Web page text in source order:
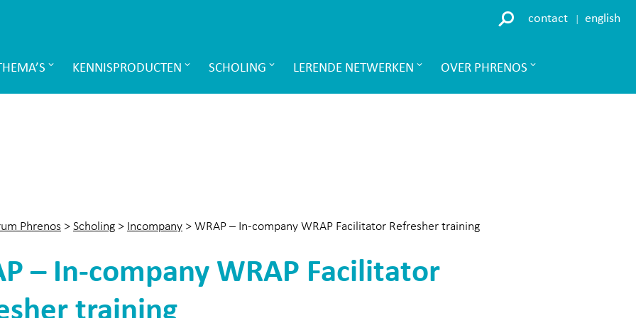
contact english
KENNISPRODUCTEN SCHOLING LERENDE NETWERKEN OVER PHRENOS
Phrenos > Scholing > Incompany > WRAP – In-company WRAP Facilitator Refresher training
– In-company WRAP Facilitator
training